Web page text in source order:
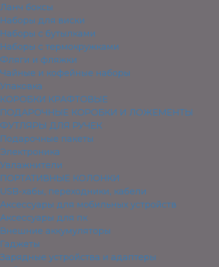
Ланч боксы
Наборы для виски
Наборы с бутылками
Наборы с термокружками
Фляги и фляжки
Чайные и кофейные наборы
Упаковка
КОРОБКИ КРАФТОВЫЕ
ПОДАРОЧНЫЕ КОРОБКИ И ЛОЖЕМЕНТЫ
ФУТЛЯРЫ ДЛЯ РУЧЕК
Подарочные пакеты
Электроника
Увлажнители
ПОРТАТИВНЫЕ КОЛОНКИ
USB-хабы, переходники, кабели
Аксессуары для мобильных устройств
Аксессуары для пк
Внешние аккумуляторы
Гаджеты
Зарядные устройства и адаптеры